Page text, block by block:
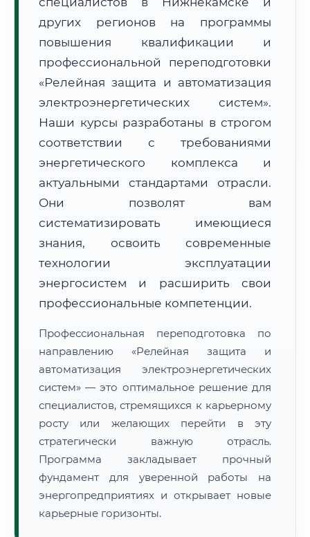
Расчет логистики оригиналов:
• Маршрут транзита:~1 953 км
• Экспресс-доставка СДЭК / Почтой:
3–5 рабочих дней
других регионов на программы
повышения квалификации и
профессиональной переподготовки
«Релейная защита и автоматизация
электроэнергетических систем».
Наши курсы разработаны в строгом
соответствии с требованиями
энергетического комплекса и
актуальными стандартами отрасли.
Они позволят вам
систематизировать имеющиеся
знания, освоить современные
технологии эксплуатации
энергосистем и расширить свои
профессиональные компетенции.
Профессиональная переподготовка по
направлению «Релейная защита и
автоматизация электроэнергетических
систем» — это оптимальное решение для
специалистов, стремящихся к карьерному
росту или желающих перейти в эту
стратегически важную отрасль.
Программа закладывает прочный
фундамент для уверенной работы на
энергопредприятиях и открывает новые
карьерные горизонты.